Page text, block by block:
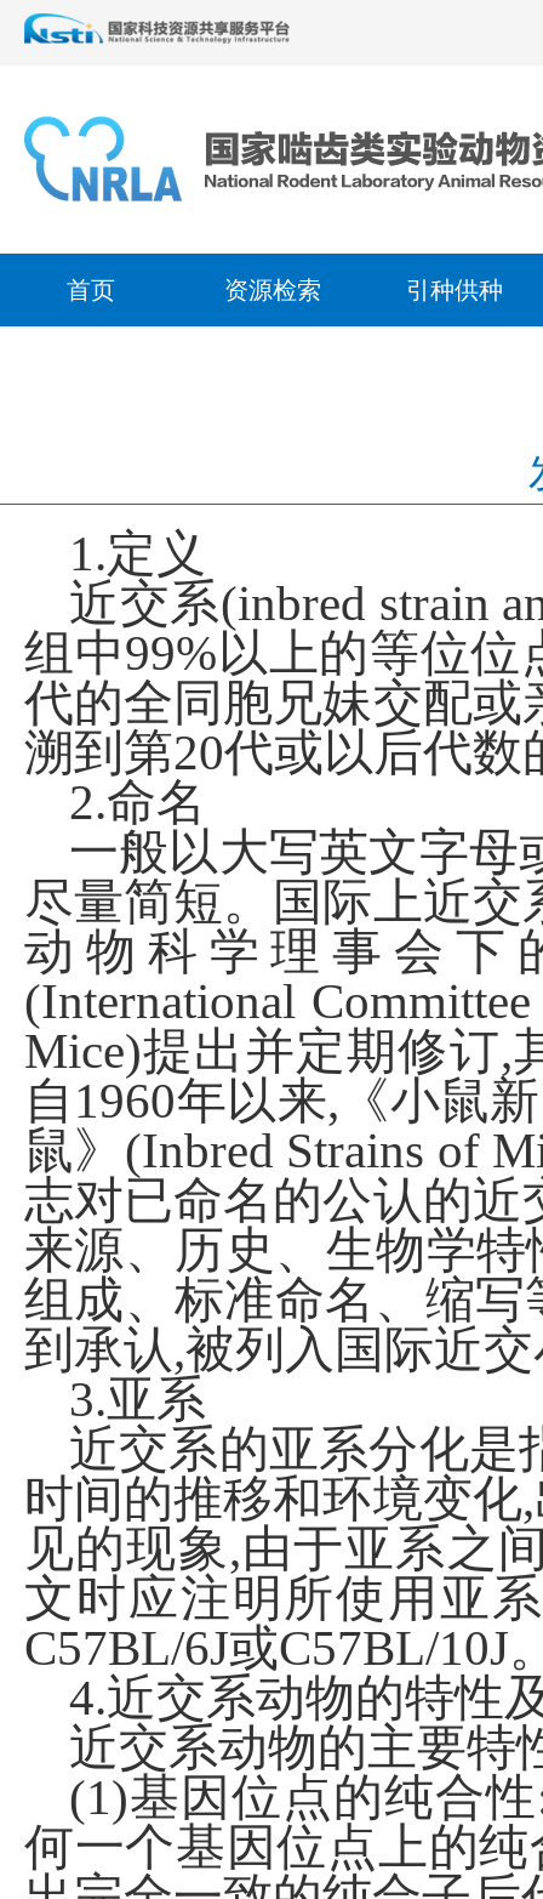
首页 资源检索 引种供种
1.定义
近交系(inbred strain
组中99%以上的等位
代的全同胞兄妹交配
溯到第20代或以后代
2.命名
一般以大写英文字母
尽量简短。国际上近
动物科学理事会下
(International Committee
Mice)提出并定期修订,
自1960年以来,《小鼠
鼠》(Inbred Strains of
志对已命名的公认的
来源、历史、生物学
组成、标准命名、缩写
到承认,被列入国际近
3.亚系
近交系的亚系分化是
时间的推移和环境变
见的现象,由于亚系之
文时应注明所使用亚
C57BL/6J或C57BL/10J
4.近交系动物的特性
近交系动物的主要特
(1)基因位点的纯合
何一个基因位点上的